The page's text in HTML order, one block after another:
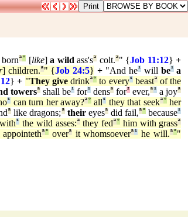
ª° [like] a wild ass'sª colt.ª" {Job 11:12} +
] children.ª" {Job 24:5} + "And he¹will be¹a
} + "They givedrinkª° to every¹beastª of the
towersªshall be¹for¹densªfor² ever,ª¹ a joyª
¹ can turn her away?ª°all¹ they that seekª°her
ª like dragons; ª theireyesªdid fail,ª° because¹
¹ the wild asses:ª they fedª° him with grassª
ª°overª it whomsoeverª¹ he will.ª°"